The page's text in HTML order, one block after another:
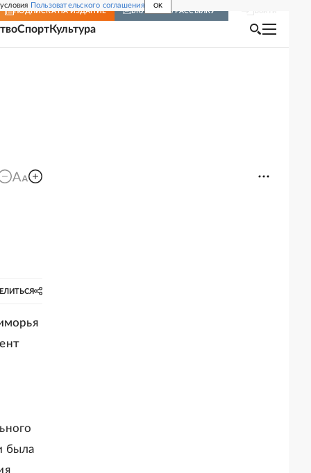
Пользовательского соглашения OK
ПОДПИСКА НА ИЗДАНИЕ ВКЛЮЧИТЬ РАССЫЛКУ
СпортКультура
была